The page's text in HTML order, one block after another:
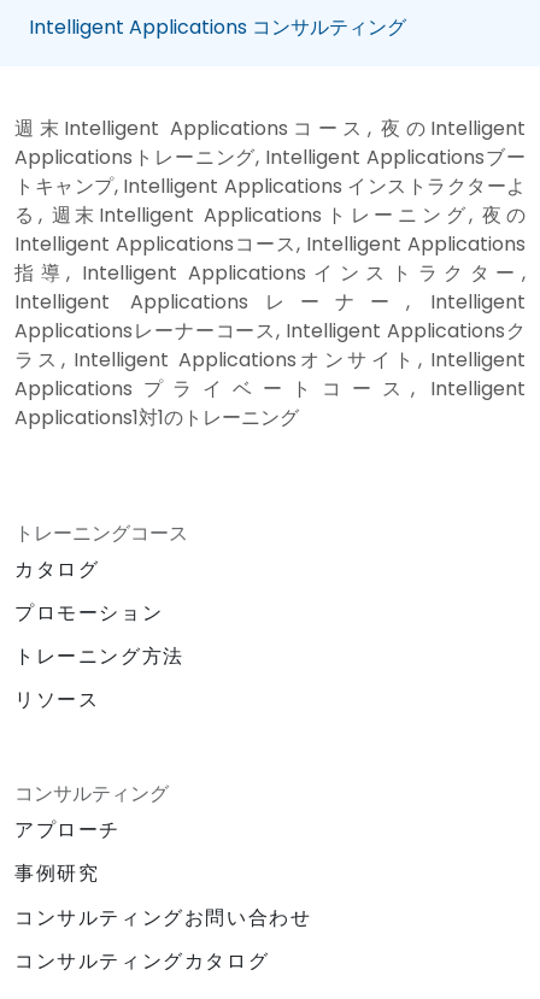
Intelligent Applications コンサルティング
週末Intelligent Applicationsコース, 夜のIntelligent
Applicationsトレーニング, Intelligent Applicationsブー
トキャンプ, Intelligent Applications インストラクターよ
る, 週末Intelligent Applicationsトレーニング, 夜の
Intelligent Applicationsコース, Intelligent Applications
指導, Intelligent Applicationsインストラクター,
Intelligent Applicationsレーナー, Intelligent
Applicationsレーナーコース, Intelligent Applicationsク
ラス, Intelligent Applicationsオンサイト, Intelligent
Applicationsプライベートコース, Intelligent
Applications1対1のトレーニング
トレーニングコース
カタログ
プロモーション
トレーニング方法
リソース
コンサルティング
アプローチ
事例研究
コンサルティングお問い合わせ
コンサルティングカタログ